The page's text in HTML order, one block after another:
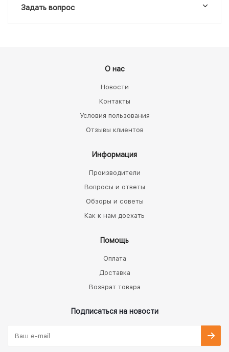
Задать вопрос
О нас
Новости
Контакты
Условия пользования
Отзывы клиентов
Информация
Производители
Вопросы и ответы
Обзоры и советы
Как к нам доехать
Помощь
Оплата
Доставка
Возврат товара
Подписаться на новости